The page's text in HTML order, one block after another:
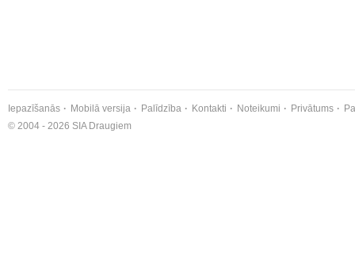
Iepazīšanās Mobilā versija Palīdzība Kontakti Noteikumi Privātums
© 2004 - 2026 SIA Draugiem